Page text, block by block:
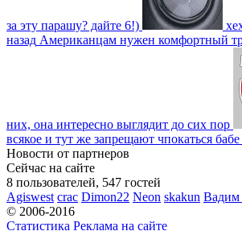
за эту парашу? дайте 6!)
назад Американцам нужен комфортный
них, она интересно выглядит до сих пор
всякое и тут же запрещают чпокаться
Новости от партнеров
Сейчас на сайте
8 пользователей, 547 гостей
Agiswest crac Dimon22 Neon skakun Вадим
© 2006-2016
Статистика Реклама на сайте